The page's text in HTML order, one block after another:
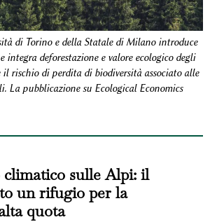
di Torino e della Statale di Milano introduce
integra deforestazione e valore ecologico degli
il rischio di perdita di biodiversità associato alle
La pubblicazione su Ecological Economics
climatico sulle Alpi: il
un rifugio per la
quota